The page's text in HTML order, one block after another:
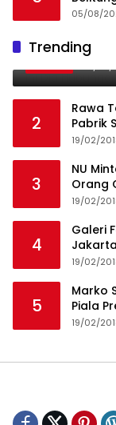
Diburu
05/08/
Trending
1
2
Rawa
Pabrik
19/02/
3
NU
Orang
19/02/
4
Galeri
Jakarta
19/02/
5
Marko
Piala
19/02/